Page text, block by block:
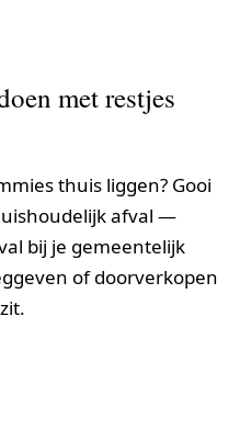
met restjes
thuis liggen? Gooi
afval —
bij je gemeentelijk
of doorverkopen